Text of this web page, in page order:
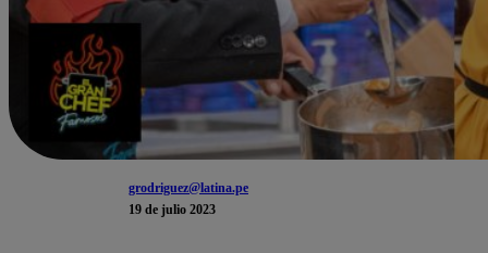
grodriguez@latina.pe
19 de julio 2023